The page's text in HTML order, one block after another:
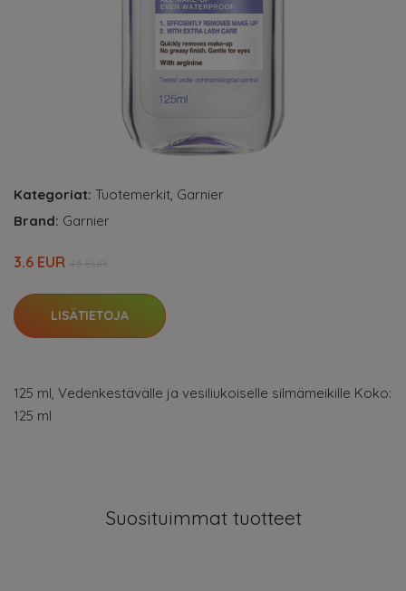
Kategoriat: Tuotemerkit, Garnier
Brand: Garnier
3.6 EUR
LISÄTIETOJA
125 ml, Vedenkestävälle ja vesiliukoiselle silmämeikille Koko:
125 ml
Suosituimmat tuotteet